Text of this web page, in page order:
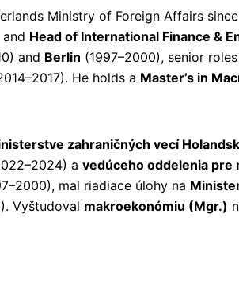
Ministry of Foreign Affairs
Head of International Finance &
and Berlin (1997–2000), senior
He holds a Master’s in
zahraničných vecí
a vedúceho oddelenia pre
mal riadiace úlohy na
Vyštudoval makroekonómiu (Mgr.)